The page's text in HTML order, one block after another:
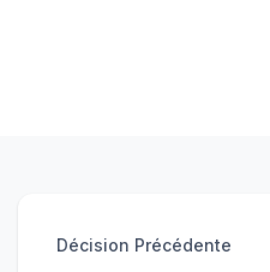
Décision Précédente